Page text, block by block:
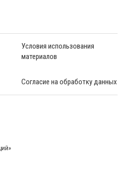
Условия использования
материалов
Согласие на обработку данных